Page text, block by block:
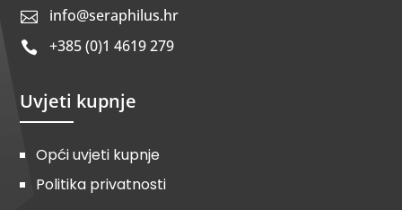
 info@seraphilus.hr
 +385 (0)1 4619 279
Uvjeti kupnje
Opći uvjeti kupnje
Politika privatnosti